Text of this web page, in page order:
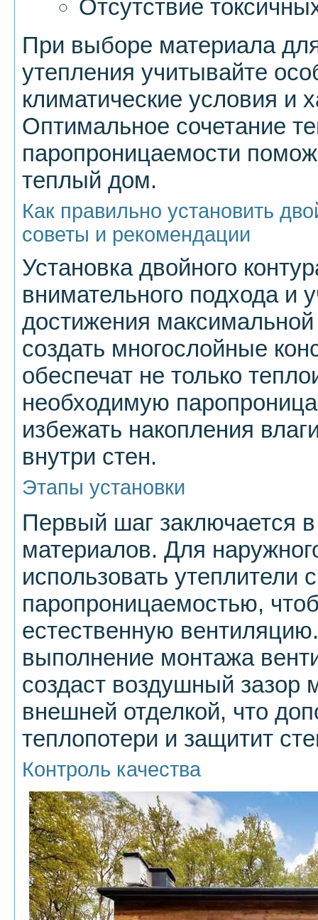
Отсутствие
При выборе материала
утепления учитывайте
климатические условия и
Оптимальное сочетание
паропроницаемости
теплый дом.
Как правильно установить
советы и рекомендации
Установка двойного
внимательного подхода и
достижения
создать многослойные
обеспечат не только
необходимую
избежать накопления
внутри стен.
Этапы установки
Первый шаг заключается
материалов. Для
использовать утеплители
паропроницаемостью,
естественную
выполнение монтажа
создаст воздушный зазор
внешней отделкой, что
теплопотери и защитит
Контроль качества